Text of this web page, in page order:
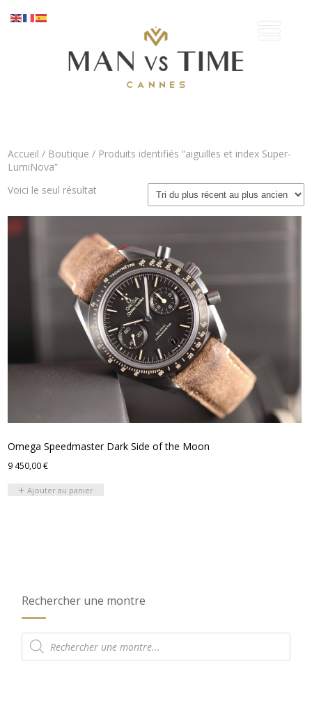
Accueil / Boutique / Produits identifiés “aiguilles et index Super-
LumiNova”
Voici le seul résultat
Omega Speedmaster Dark Side of the Moon
9 450,00€
Ajouter au panier
Rechercher une montre
Recherche
de
produits